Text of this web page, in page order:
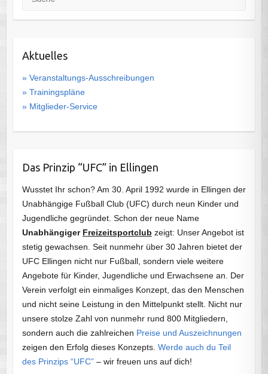
Aktuelles
» Veranstaltungs-Ausschreibungen
» Trainingspläne
» Mitglieder-Service
Das Prinzip “UFC” in Ellingen
Wusstet Ihr schon? Am 30. April 1992 wurde in Ellingen der
Unabhängige Fußball Club (UFC) durch neun Kinder und
Jugendliche gegründet. Schon der neue Name
Unabhängiger Freizeitsportclub zeigt: Unser Angebot ist
stetig gewachsen. Seit nunmehr über 30 Jahren bietet der
UFC Ellingen nicht nur Fußball, sondern viele weitere
Angebote für Kinder, Jugendliche und Erwachsene an. Der
Verein verfolgt ein einmaliges Konzept, das den Menschen
und nicht seine Leistung in den Mittelpunkt stellt. Nicht nur
unsere stolze Zahl von nunmehr rund 800 Mitgliedern,
sondern auch die zahlreichen Preise und Auszeichnungen
zeigen den Erfolg dieses Konzepts. Werde auch du Teil
des Prinzips “UFC”– wir freuen uns auf dich!